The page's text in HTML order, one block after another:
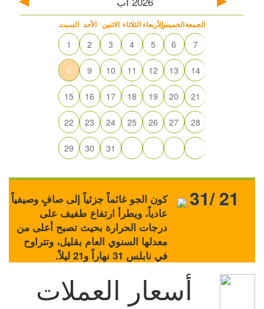
السبت الأحد الاثنين الثلاثاء الأربعاءالخميسالجمعة
1 2 3 4 5 6 7
8 9 10 11 12 13 14
15 16 17 18 19 20 21
22 23 24 25 26 27 28
29 30 31
كون الجو غائماً جزئياً إلى صافٍ وصيفياً
عادياً، ويطرأ ارتفاع طفيف على
درجات الحرارة بحيث تصبح أعلى من
معدلها السنوي العام بقليل، وتتراوح
في نابلس 31 نهاراً و21 ليلاً.
31/ 21
أسعار العملات